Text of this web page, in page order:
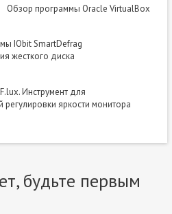
Обзор программы Oracle VirtualBox
IObit SmartDefrag
жесткого диска
Инструмент для
регулировки яркости монитора
будьте первым